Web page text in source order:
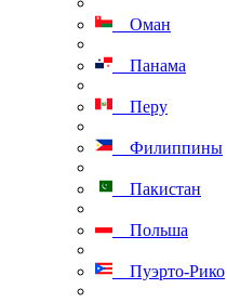
Оман
Панама
Перу
Филиппины
Пакистан
Польша
Пуэрто-Рико